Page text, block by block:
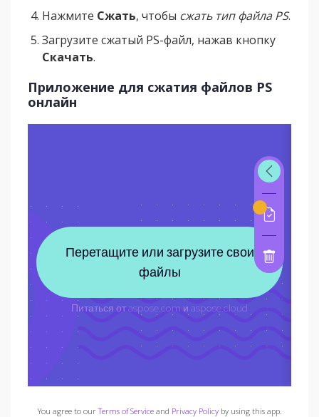
Нажмите Сжать, чтобы сжать тип файла PS.
Загрузите сжатый PS-файл, нажав кнопку
Скачать.
Приложение для сжатия файлов PS
онлайн
You agree to ourTerms of Serviceand Privacy Policyby using this app.